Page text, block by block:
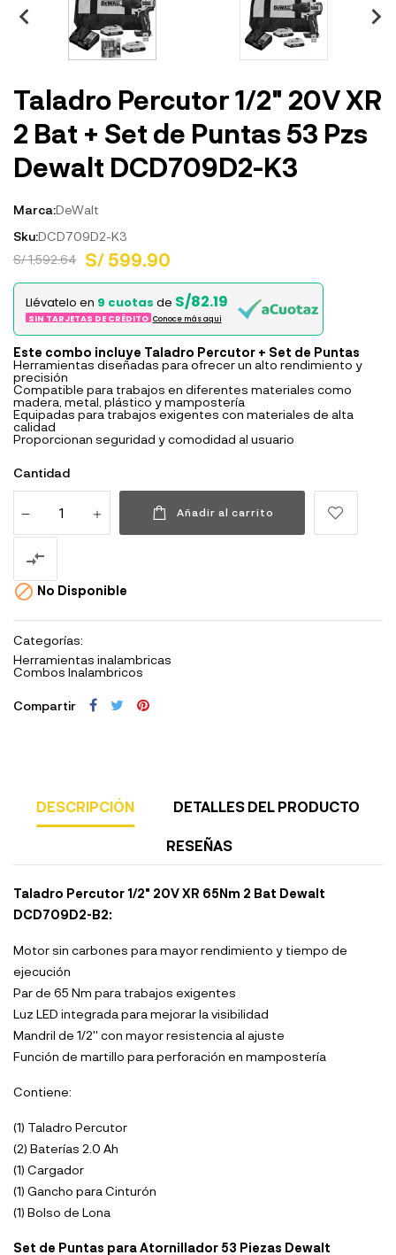
Taladro Percutor 1/2" 20V XR
2 Bat + Set de Puntas 53 Pzs
Dewalt DCD709D2-K3
Marca:DeWalt
Sku:DCD709D2-K3
S/ 1,592.64
S/ 599.90
Llévatelo en 9 cuotas de S/82.19
SIN TARJETAS DE CRÉDITO Conoce más aqui
Este combo incluye Taladro Percutor + Set de Puntas
Herramientas diseñadas para ofrecer un alto rendimiento y
precisión
Compatible para trabajos en diferentes materiales como
madera, metal, plástico y mampostería
Equipadas para trabajos exigentes con materiales de alta
calidad
Proporcionan seguridad y comodidad al usuario
Cantidad
Añadir al carrito

 No Disponible
Categorías:
Herramientas inalambricas
Combos Inalambricos
Compartir
DESCRIPCIÓN DETALLES DEL PRODUCTO
RESEÑAS
Taladro Percutor 1/2" 20V XR 65Nm 2 Bat Dewalt
DCD709D2-B2:
Motor sin carbones para mayor rendimiento y tiempo de
ejecución
Par de 65 Nm para trabajos exigentes
Luz LED integrada para mejorar la visibilidad
Mandril de 1/2'' con mayor resistencia al ajuste
Función de martillo para perforación en mampostería
Contiene:
(1) Taladro Percutor
(2) Baterías 2.0 Ah
(1) Cargador
(1) Gancho para Cinturón
(1) Bolso de Lona
Set de Puntas para Atornillador 53 Piezas Dewalt